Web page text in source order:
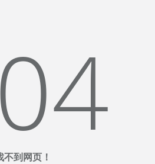
不到网页！